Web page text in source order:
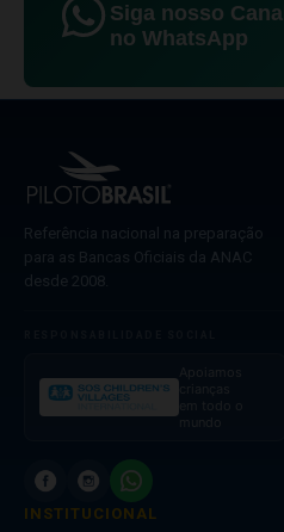
Siga nosso Canal
no WhatsApp
Referência nacional na preparação
para as Bancas Oficiais da ANAC
desde 2008.
Apoiamos
INSTITUCIONAL